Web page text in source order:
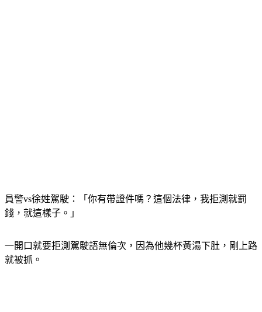
錢，就這樣子。」
就被抓。